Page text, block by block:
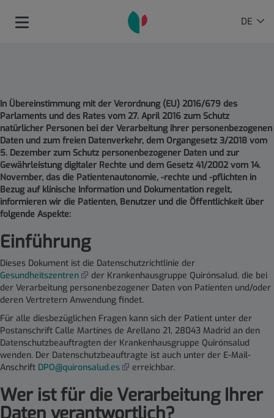
Sprachauswahl
AKTIVE
DE
Toggle
In Übereinstimmung mit der Verordnung (EU) 2016/679 des
Parlaments und des Rates vom 27. April 2016 zum Schutz
natürlicher Personen bei der Verarbeitung ihrer personenbezogenen
Daten und zum freien Datenverkehr, dem Organgesetz 3/2018 vom
5. Dezember zum Schutz personenbezogener Daten und zur
Gewährleistung digitaler Rechte und dem Gesetz 41/2002 vom 14.
November, das die Patientenautonomie, -rechte und -pflichten in
Bezug auf klinische Information und Dokumentation regelt,
informieren wir die Patienten, Benutzer und die Öffentlichkeit über
folgende Aspekte:
Einführung
Dieses Dokument ist die Datenschutzrichtlinie der
Gesundheitszentren
der Krankenhausgruppe Quirónsalud, die bei
der Verarbeitung personenbezogener Daten von Patienten und/oder
deren Vertretern Anwendung findet.
Für alle diesbezüglichen Fragen kann sich der Patient unter der
Postanschrift Calle Martínes de Arellano 21, 28043 Madrid an den
Datenschutzbeauftragten der Krankenhausgruppe Quirónsalud
wenden. Der Datenschutzbeauftragte ist auch unter der E-Mail-
Anschrift DPO@quironsalud.es erreichbar.
Wer ist für die Verarbeitung Ihrer
Daten verantwortlich?